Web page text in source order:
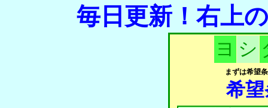
毎日更新！右上の
ヨ シ
まずは希望
希